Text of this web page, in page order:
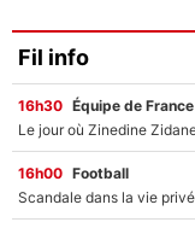
Fil info
16h30 Équipe de France
16h00 Football